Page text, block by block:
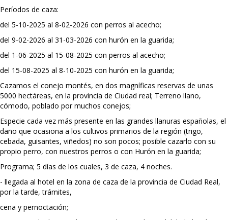
Períodos de caza:
del 5-10-2025 al 8-02-2026 con perros al acecho;
del 9-02-2026 al 31-03-2026 con hurón en la guarida;
del 1-06-2025 al 15-08-2025 con perros al acecho;
del 15-08-2025 al 8-10-2025 con hurón en la guarida;
Cazamos el conejo montés, en dos magníficas reservas de unas
5000 hectáreas, en la provincia de Ciudad real; Terreno llano,
cómodo, poblado por muchos conejos;
Especie cada vez más presente en las grandes llanuras españolas, el
daño que ocasiona a los cultivos primarios de la región (trigo,
cebada, guisantes, viñedos) no son pocos; posible cazarlo con su
propio perro, con nuestros perros o con Hurón en la guarida;
Programa; 5 días de los cuales, 3 de caza, 4 noches.
- llegada al hotel en la zona de caza de la provincia de Ciudad Real,
por la tarde, trámites,
cena y pernoctación;